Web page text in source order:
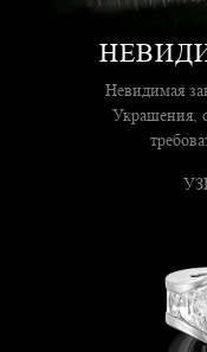
Невидимая
Украшения,